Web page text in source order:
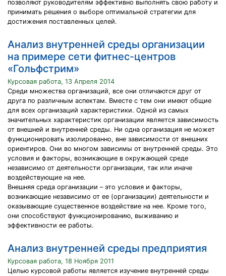
позволяют руководителям эффективно выполнять свою работу и
принимать решения о выборе оптимальной стратегии для
достижения поставленных целей.
Анализ внутренней среды организации
на примере сети фитнес-центров
«Гольфстрим»
Курсовая работа, 13 Апреля 2014
Среди множества организаций, все они отличаются друг от
друга по различным аспектам. Вместе с тем они имеют общие
для всех организаций характеристики. Одной из самых
значительных характеристик организации является зависимость
от внешней и внутренней среды. Ни одна организация не может
функционировать изолированно, вне зависимости от внешних
ориентиров. Они во многом зависимы от внутренней среды. Это
условия и факторы, возникающие в окружающей среде
независимо от деятельности организации, так или иначе
воздействующие на нее.
Внешняя среда организации – это условия и факторы,
возникающие независимо от ее (организации) деятельности и
оказывающие существенное воздействие на нее. Кроме того,
они способствуют функционированию, выживанию и
эффективности ее работы.
Анализ внутренней среды предприятия
Курсовая работа, 18 Ноября 2011
Целью курсовой работы является изучение внутренней среды